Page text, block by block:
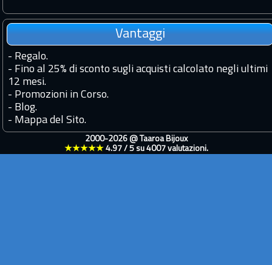
Vantaggi
- Regalo.
- Fino al 25% di sconto sugli acquisti calcolato negli ultimi
12 mesi.
- Promozioni in Corso.
- Blog.
- Mappa del Sito.
2000-2026 @ Taaroa Bijoux
★★★★★ 4.97/ 5su 4007valutazioni.